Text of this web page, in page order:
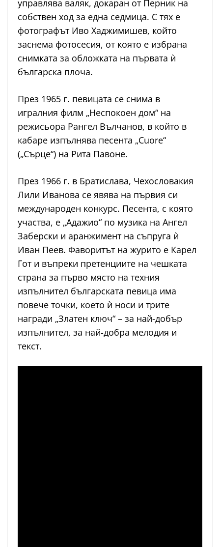
управлява валяк, докаран от Перник на
собствен ход за една седмица. С тях е
фотографът Иво Хаджимишев, който
заснема фотосесия, от която е избрана
снимката за обложката на първата ѝ
българска плоча.
През 1965 г. певицата се снима в
игралния филм „Неспокоен дом“ на
режисьора Рангел Вълчанов, в който в
кабаре изпълнява песента „Cuore“
(„Сърце“) на Рита Павоне.
През 1966 г. в Братислава, Чехословакия
Лили Иванова се явява на първия си
международен конкурс. Песента, с която
участва, е „Адажио“ по музика на Ангел
Заберски и аранжимент на съпруга ѝ
Иван Пеев. Фаворитът на журито е Карел
Гот и въпреки претенциите на чешката
страна за първо място на техния
изпълнител българската певица има
повече точки, което ѝ носи и трите
награди „Златен ключ“ – за най-добър
изпълнител, за най-добра мелодия и
текст.